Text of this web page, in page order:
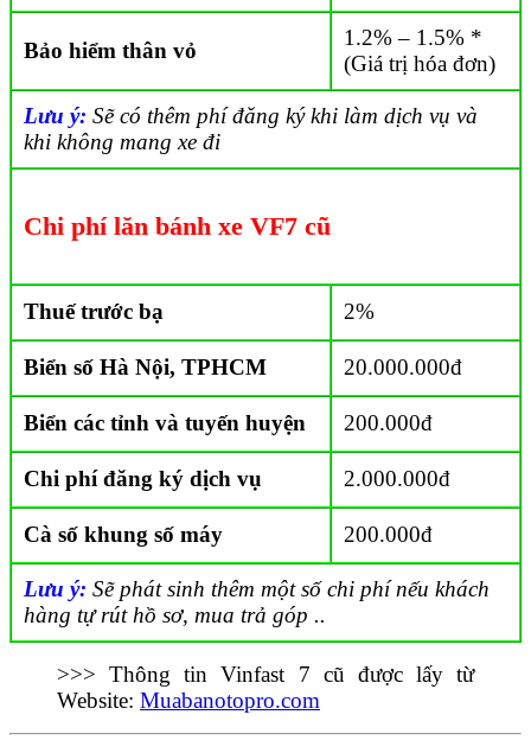
Bảo hiểm thân vỏ
1.2% – 1.5% *
(Giá trị hóa đơn)
Lưu ý: Sẽ có thêm phí đăng ký khi làm dịch vụ và
khi không mang xe đi
Chi phí lăn bánh xe VF7 cũ
Thuế trước bạ 2%
Biển số Hà Nội, TPHCM 20.000.000đ
Biển các tỉnh và tuyến huyện 200.000đ
Chi phí đăng ký dịch vụ 2.000.000đ
Cà số khung số máy 200.000đ
Lưu ý: Sẽ phát sinh thêm một số chi phí nếu khách
hàng tự rút hồ sơ, mua trả góp ..
>>> Thông tin Vinfast 7 cũ được lấy từ
Website: Muabanotopro.com